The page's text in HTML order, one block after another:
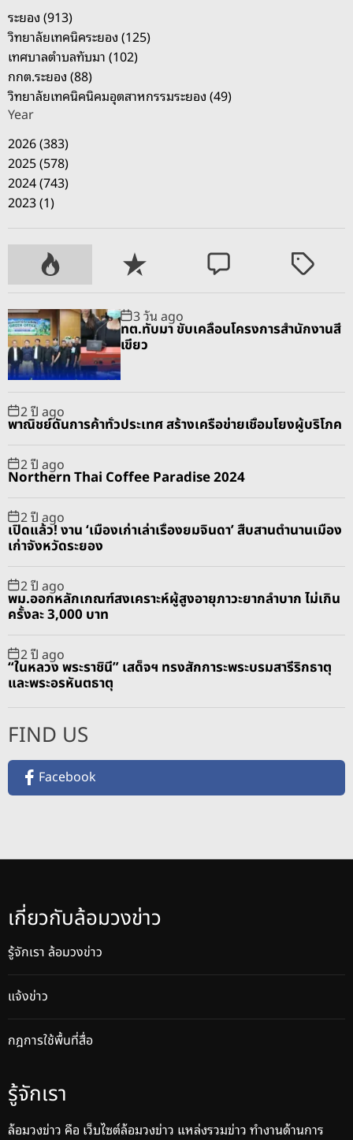
ระยอง (913)
วิทยาลัยเทคนิคระยอง (125)
เทศบาลตำบลทับมา (102)
กกต.ระยอง (88)
วิทยาลัยเทคนิคนิคมอุตสาหกรรมระยอง (49)
Year
2026 (383)
2025 (578)
2024 (743)
2023 (1)
P
o
u
l
a
r
R
e
e
n
C
o
m
e
T
g
e
3 วัน ago
ทต.ทับมา ขับเคลื่อนโครงการสำนักงานสี
เขียว
2 ปี ago
พาณิชย์ดันการค้าทั่วประเทศ สร้างเครือข่ายเชื่อมโยงผู้บริโภค
2 ปี ago
Northern Thai Coffee Paradise 2024
2 ปี ago
เปิดแล้ว! งาน ‘เมืองเก่าเล่าเรื่องยมจินดา’ สืบสานตำนานเมือง
เก่าจังหวัดระยอง
2 ปี ago
พม.ออกหลักเกณฑ์สงเคราะห์ผู้สูงอายุภาวะยากลำบาก ไม่เกิน
ครั้งละ 3,000 บาท
2 ปี ago
“ในหลวง พระราชินี” เสด็จฯ ทรงสักการะพระบรมสารีริกธาตุ
และพระอรหันตธาตุ
FIND US
Facebook
เกี่ยวกับล้อมวงข่าว
รู้จักเรา ล้อมวงข่าว
แจ้งข่าว
กฎการใช้พื้นที่สื่อ
รู้จักเรา
ล้อมวงข่าว คือ เว็บไซต์ล้อมวงข่าว แหล่งรวมข่าว ทำงานด้านการ